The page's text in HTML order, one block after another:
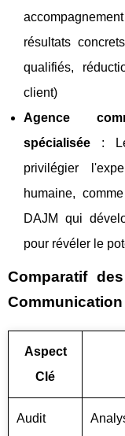
résultats
qualifiés,
client)
Agence
spécialisée :
privilégier
humaine,
DAJM qui
pour révéler le
Comparatif
Aspect
Clé
Audit